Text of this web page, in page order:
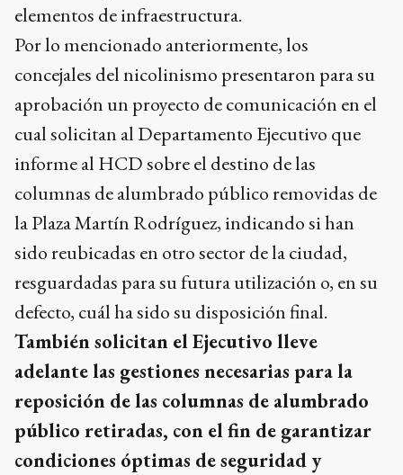
elementos de infraestructura.
Por lo mencionado anteriormente, los
concejales del nicolinismo presentaron para su
aprobación un proyecto de comunicación en el
cual solicitan al Departamento Ejecutivo que
informe al HCD sobre el destino de las
columnas de alumbrado público removidas de
la Plaza Martín Rodríguez, indicando si han
sido reubicadas en otro sector de la ciudad,
resguardadas para su futura utilización o, en su
defecto, cuál ha sido su disposición final.
También solicitan el Ejecutivo lleve
adelante las gestiones necesarias para la
reposición de las columnas de alumbrado
público retiradas, con el fin de garantizar
condiciones óptimas de seguridad y